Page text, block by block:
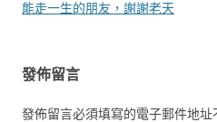
能走一生的朋友，謝謝老天
發佈留言
發佈留言必須填寫的電子郵件地址